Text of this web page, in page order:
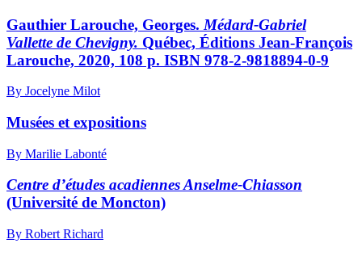
Gauthier Larouche, Georges. Médard-Gabriel
Vallette de Chevigny. Québec, Éditions Jean-François
Larouche, 2020, 108 p. ISBN 978-2-9818894-0-9
By Jocelyne Milot
Musées et expositions
By Marilie Labonté
Centre d’études acadiennes Anselme-Chiasson
(Université de Moncton)
By Robert Richard